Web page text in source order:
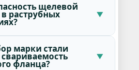
щелевой
раструбных
марки стали
фланца?